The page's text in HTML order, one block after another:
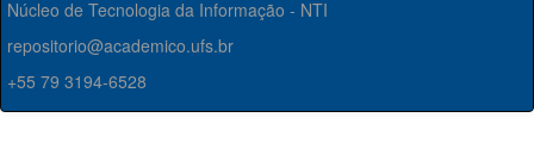
Núcleo de Tecnologia da Informação - NTI
repositorio@academico.ufs.br
+55 79 3194-6528